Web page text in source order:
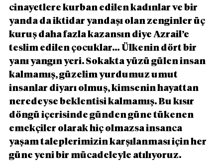
cinayetlere kurban edilen kadınlar ve bir
yanda da iktidar yandaşı olan zenginler üç
kuruş daha fazla kazansın diye Azrail’e
teslim edilen çocuklar… Ülkenin dört bir
yanı yangın yeri. Sokakta yüzü gülen insan
kalmamış, güzelim yurdumuz umut
insanlar diyarı olmuş, kimsenin hayattan
neredeyse beklentisi kalmamış. Bu kısır
döngü içerisinde günden güne tükenen
emekçiler olarak hiç olmazsa insanca
yaşam taleplerimizin karşılanması için her
güne yeni bir mücadeleyle atılıyoruz.